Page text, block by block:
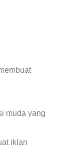
muda yang
iklan